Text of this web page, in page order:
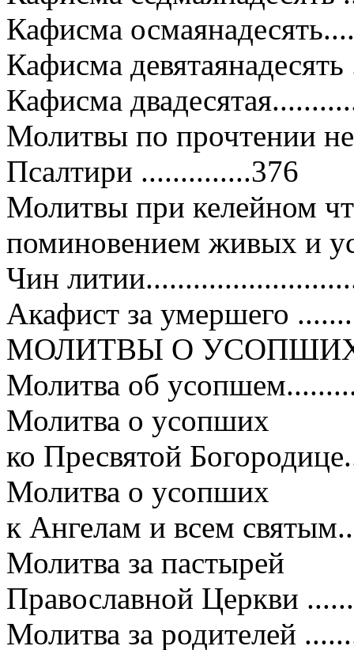
Кафисма
Кафисма
Кафисма
Молитвы по прочтении
Псалтири ..............376
Молитвы при келейном
поминовением живых и
Чин
Акафист за умершего
МОЛИТВЫ О
Молитва об
Молитва о усопших
ко Пресвятой
Молитва о усопших
к Ангелам и всем
Молитва за пастырей
Православной Церкви
Молитва за родителей